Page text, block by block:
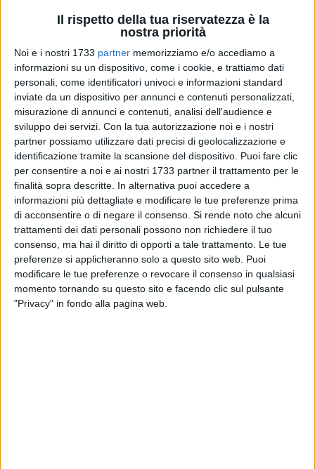
Il rispetto della tua riservatezza è la
nostra priorità
Noi e i nostri 1733 partner memorizziamo e/o accediamo a
informazioni su un dispositivo, come i cookie, e trattiamo dati
personali, come identificatori univoci e informazioni standard
inviate da un dispositivo per annunci e contenuti personalizzati,
misurazione di annunci e contenuti, analisi dell'audience e
sviluppo dei servizi. Con la tua autorizzazione noi e i nostri
partner possiamo utilizzare dati precisi di geolocalizzazione e
identificazione tramite la scansione del dispositivo. Puoi fare clic
per consentire a noi e ai nostri 1733 partner il trattamento per le
finalità sopra descritte. In alternativa puoi accedere a
informazioni più dettagliate e modificare le tue preferenze prima
di acconsentire o di negare il consenso. Si rende noto che alcuni
trattamenti dei dati personali possono non richiedere il tuo
consenso, ma hai il diritto di opporti a tale trattamento. Le tue
preferenze si applicheranno solo a questo sito web. Puoi
modificare le tue preferenze o revocare il consenso in qualsiasi
momento tornando su questo sito e facendo clic sul pulsante
"Privacy" in fondo alla pagina web.
residenti ed esercenti divicoletto San Vitale, nelle vicinanze
che hanno unito le forze addobbando la loro
stradina con le decorazioni natalizie. Questa splendida
manifestazione di spirito comunitario ha trasformato una
piccola stradina nei pressi del Castello di Barletta in un
incantevole scenario,creando un'atmosfera magica che
avvolge chiunque vi si avventuri.
L'iniziativa, nata dall'amore e dalla passione per il periodo
natalizio, ha coinvolto d iverse famiglie ed esercentiche,
con grande entusiasmo hanno voluto contribuire ad abbellire
un pezzo della città. Il risultato è un tripudio di luci
scintillanti e addobbi originali che trasmettono calore e
gioia.
In un periodo in cui la connessione umana è più importante
che mai, la stradina del centro storico si presenta come un
esempio luminoso di come le